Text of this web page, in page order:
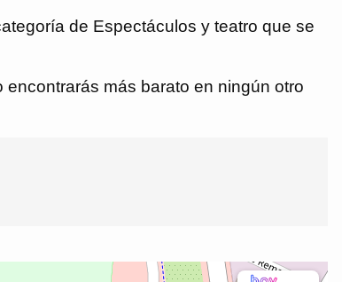
de Espectáculos y teatro que se
más barato en ningún otro